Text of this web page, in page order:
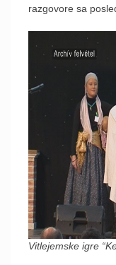
razgovore sa
Vitlejemske igre